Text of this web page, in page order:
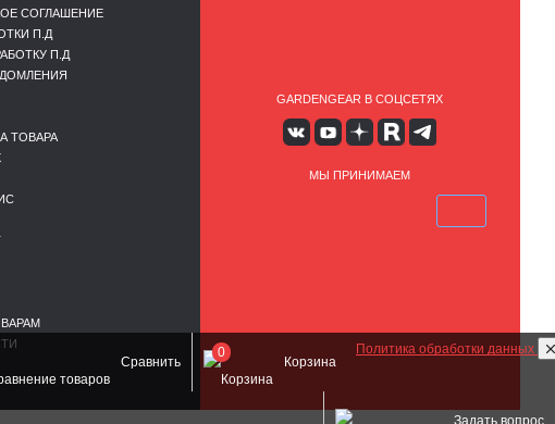
СОГЛАШЕНИЕ
П.Д
П.Д
ТОВАРА
GARDENGEAR В СОЦСЕТЯХ
МЫ ПРИНИМАЕМ
Политика обработки данных
Корзина
0
Сравнить
Задать вопрос